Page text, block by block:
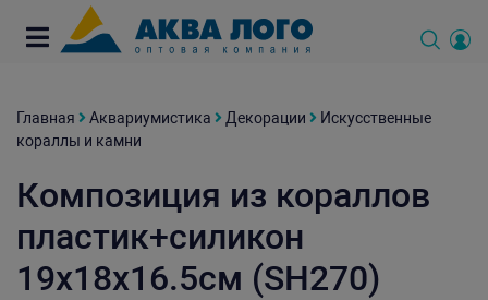
Главная Аквариумистика Декорации
Искусственные
кораллы и камни
Композиция из кораллов
пластик+силикон
19х18х16.5см (SH270)